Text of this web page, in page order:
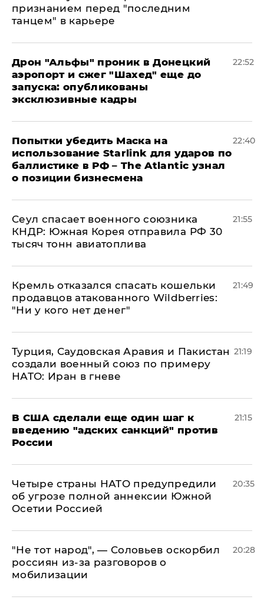
признанием перед "последним
танцем" в карьере
Дрон "Альфы" проник в Донецкий
аэропорт и сжег "Шахед" еще до
запуска: опубликованы
эксклюзивные кадры
22:52
Попытки убедить Маска на
использование Starlink для ударов по
баллистике в РФ – The Atlantic узнал
о позиции бизнесмена
22:40
​Сеул спасает военного союзника
КНДР: Южная Корея отправила РФ 30
тысяч тонн авиатоплива
21:55
Кремль отказался спасать кошельки
продавцов атакованного Wildberries:
"Ни у кого нет денег"
21:49
Турция, Саудовская Аравия и Пакистан
создали военный союз по примеру
НАТО: Иран в гневе
21:19
В США сделали еще один шаг к
введению "адских санкций" против
России
21:15
Четыре страны НАТО предупредили
об угрозе полной аннексии Южной
Осетии Россией
20:35
​"Не тот народ", — Соловьев оскорбил
россиян из-за разговоров о
мобилизации
20:28